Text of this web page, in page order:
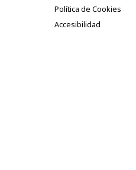
Política de Cookies
Accesibilidad